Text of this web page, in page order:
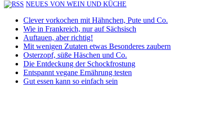
NEUES VON WEIN UND KÜCHE
Clever vorkochen mit Hähnchen, Pute und Co.
Wie in Frankreich, nur auf Sächsisch
Auftauen, aber richtig!
Mit wenigen Zutaten etwas Besonderes zaubern
Osterzopf, süße Häschen und Co.
Die Entdeckung der Schockfrostung
Entspannt vegane Ernährung testen
Gut essen kann so einfach sein